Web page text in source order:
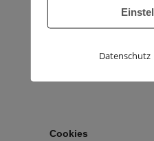
Cookies
Datenschutz